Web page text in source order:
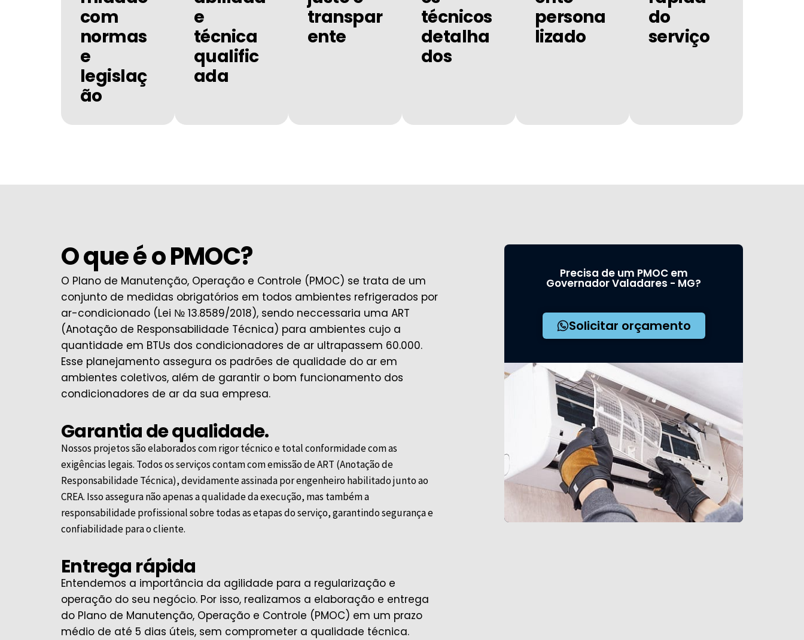
com
normas
e
legislaç
ão
e
técnica
qualific
ada
transpar
ente
técnicos
detalha
dos
persona
lizado
do
serviço
O que é o PMOC?
O Plano de Manutenção, Operação e Controle (PMOC) se trata de um
conjunto de medidas obrigatórios em todos ambientes refrigerados por
ar-condicionado (Lei № 13.8589/2018), sendo neccessaria uma ART
(Anotação de Responsabilidade Técnica) para ambientes cujo a
quantidade em BTUs dos condicionadores de ar ultrapassem 60.000.
Esse planejamento assegura os padrões de qualidade do ar em
ambientes coletivos, além de garantir o bom funcionamento dos
condicionadores de ar da sua empresa.
Garantia de qualidade.
Nossos projetos são elaborados com rigor técnico e total conformidade com as
exigências legais. Todos os serviços contam com emissão de ART (Anotação de
Responsabilidade Técnica), devidamente assinada por engenheiro habilitado junto ao
CREA. Isso assegura não apenas a qualidade da execução, mas também a
responsabilidade profissional sobre todas as etapas do serviço, garantindo segurança e
confiabilidade para o cliente.
Entrega rápida
Entendemos a importância da agilidade para a regularização e
operação do seu negócio. Por isso, realizamos a elaboração e entrega
do Plano de Manutenção, Operação e Controle (PMOC) em um prazo
médio de até 5 dias úteis, sem comprometer a qualidade técnica.
Precisa de um PMOC em
Governador Valadares - MG?
Solicitar orçamento